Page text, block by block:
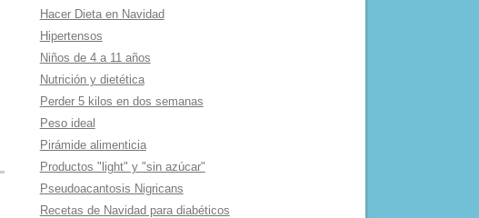
Hacer Dieta en Navidad
Hipertensos
Niños de 4 a 11 años
Nutrición y dietética
Perder 5 kilos en dos semanas
Peso ideal
Pirámide alimenticia
Productos "light" y "sin azúcar"
Pseudoacantosis Nigricans
Recetas de Navidad para diabéticos